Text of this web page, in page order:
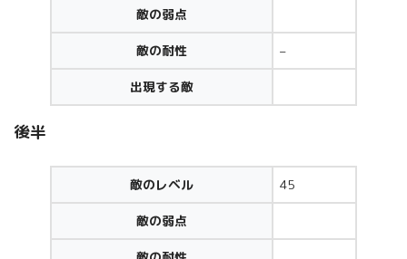
敵の弱点
敵の耐性 –
出現する敵
後半
敵のレベル 45
敵の弱点